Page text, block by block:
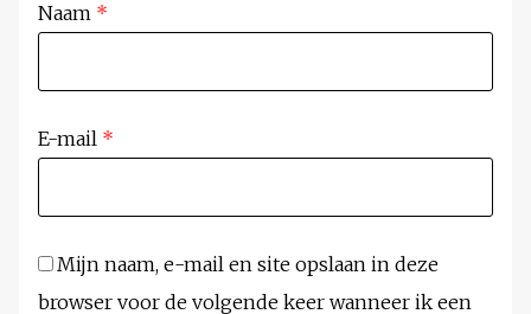
Naam *
E-mail *
Mijn naam, e-mail en site opslaan in deze
browser voor de volgende keer wanneer ik een